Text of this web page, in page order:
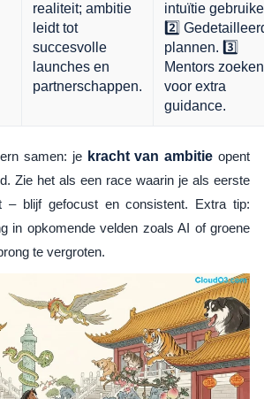
realiteit; ambitie
leidt tot
succesvolle
launches en
partnerschappen.
intuïtie
2️⃣
plannen. 3️⃣
Mentors zoeken
voor extra
guidance.
samen: je kracht van ambitie opent
Zie het als een race waarin je als eerste
– blijf gefocust en consistent. Extra tip:
in opkomende velden zoals AI of groene
te vergroten.